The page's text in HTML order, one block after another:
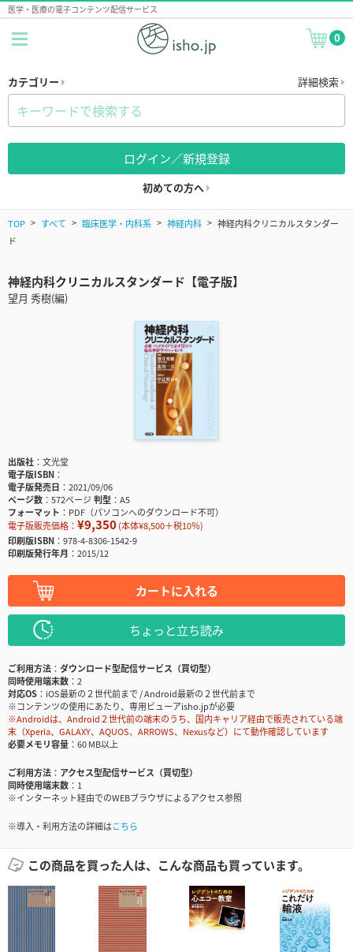
医学・医療の電子コンテンツ配信サービス
0
カテゴリー 詳細検索
ログイン／新規登録
初めての方へ
TOP すべて 臨床医学・内科系 神経内科
神経内科クリニカルスタンダー
ド
神経内科クリニカルスタンダード【電子版】
望月 秀樹(編)
出版社
文光堂
電子版ISBN
電子版発売日
2021/09/06
ページ数
572ページ判型
A5
フォーマット
PDF（パソコンへのダウンロード不可）
電子版販売価格： ¥9,350(本体¥8,500＋税10％)
印刷版ISBN
978-4-8306-1542-9
印刷版発行年月
2015/12
カートに入れる
ちょっと立ち読み
ご利用方法
ダウンロード型配信サービス（買切型）
同時使用端末数
2
対応OS
iOS最新の２世代前まで / Android最新の２世代前まで
※コンテンツの使用にあたり、専用ビューアisho.jpが必要
※Androidは、Android２世代前の端末のうち、国内キャリア経由で販売されている端
末（Xperia、GALAXY、AQUOS、ARROWS、Nexusなど）にて動作確認しています
必要メモリ容量
60 MB以上
ご利用方法
アクセス型配信サービス（買切型）
同時使用端末数
1
※インターネット経由でのWEBブラウザによるアクセス参照
※導入・利用方法の詳細はこちら
この商品を買った人は、こんな商品も買っています。